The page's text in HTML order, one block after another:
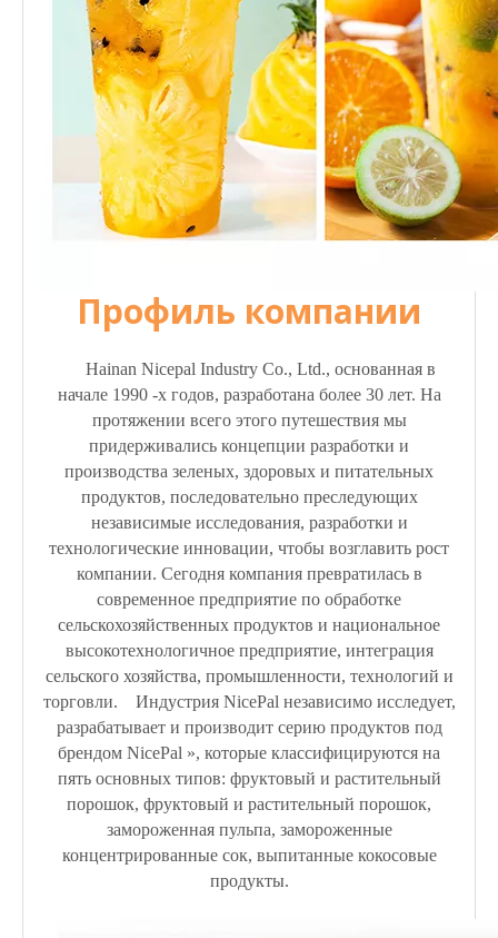
Профиль компании
Hainan Nicepal Industry Co., Ltd., основанная в
начале 1990 -х годов, разработана более 30 лет. На
протяжении всего этого путешествия мы
придерживались концепции разработки и
производства зеленых, здоровых и питательных
продуктов, последовательно преследующих
независимые исследования, разработки и
технологические инновации, чтобы возглавить рост
компании. Сегодня компания превратилась в
современное предприятие по обработке
сельскохозяйственных продуктов и национальное
высокотехнологичное предприятие, интеграция
сельского хозяйства, промышленности, технологий и
торговли. Индустрия NicePal независимо исследует,
разрабатывает и производит серию продуктов под
брендом NicePal », которые классифицируются на
пять основных типов: фруктовый и растительный
порошок, фруктовый и растительный порошок,
замороженная пульпа, замороженные
концентрированные сок, выпитанные кокосовые
продукты.